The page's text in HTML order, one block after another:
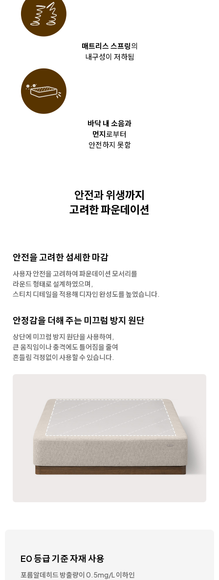
매트리스 스프링의
내구성이 저하됨
바닥 내 소음과
먼지로부터
안전하지 못함
안전과 위생까지
고려한 파운데이션
안전을 고려한 섬세한 마감
사용자 안전을 고려하여 파운데이션 모서리를
라운드 형태로 설계하였으며,
스티치 디테일을 적용해 디자인 완성도를 높였습니다.
안정감을 더해 주는 미끄럼 방지 원단
상단에 미끄럼 방지 원단을 사용하여,
큰 움직임이나 충격에도 틀어짐을 줄여
흔들림 걱정없이 사용할 수 있습니다.
E0 등급 기준 자재 사용
포름알데히드 방출량이 0.5mg/L 이하인